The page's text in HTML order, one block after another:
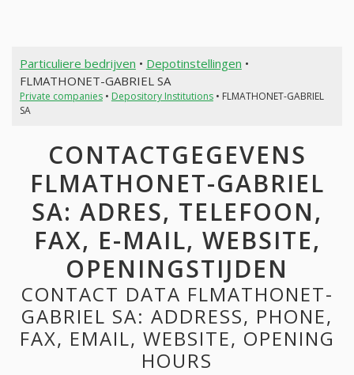
Particuliere bedrijven • Depotinstellingen •
FLMATHONET-GABRIEL SA
Private companies• Depository Institutions• FLMATHONET-GABRIEL
SA
CONTACTGEGEVENS
FLMATHONET-GABRIEL
SA: ADRES, TELEFOON,
FAX, E-MAIL, WEBSITE,
OPENINGSTIJDEN
CONTACT DATA FLMATHONET-
GABRIEL SA: ADDRESS, PHONE,
FAX, EMAIL, WEBSITE, OPENING
HOURS